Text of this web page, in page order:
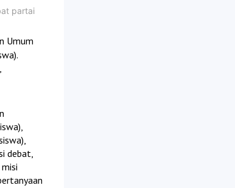
partai
Umum
debat,